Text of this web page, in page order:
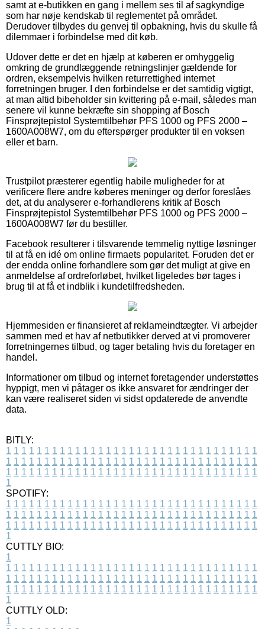
samt at e-butikken en gang i mellem ses til af sagkyndige
som har nøje kendskab til reglementet på området.
Derudover tilbydes du genvej til opbakning, hvis du skulle få
dilemmaer i forbindelse med dit køb.
Udover dette er det en hjælp at køberen er omhyggelig
omkring de grundlæggende retningslinjer gældende for
ordren, eksempelvis hvilken returrettighed internet
forretningen bruger. I den forbindelse er det samtidig vigtigt,
at man altid bibeholder sin kvittering på e-mail, således man
senere vil kunne bekræfte sin shopping af Bosch
Finsprøjtepistol Systemtilbehør PFS 1000 og PFS 2000 –
1600A008W7, om du efterspørger produkter til en voksen
eller et barn.
Trustpilot præsterer egentlig habile muligheder for at
verificere flere andre køberes meninger og derfor foreslåes
det, at du analyserer e-forhandlerens kritik af Bosch
Finsprøjtepistol Systemtilbehør PFS 1000 og PFS 2000 –
1600A008W7 før du bestiller.
Facebook resulterer i tilsvarende temmelig nyttige løsninger
til at få en idé om online firmaets popularitet. Foruden det er
der endda online forhandlere som gør det muligt at give en
anmeldelse af ordreforløbet, hvilket ligeledes bør tages i
brug til at få et indblik i kundetilfredsheden.
Hjemmesiden er finansieret af reklameindtægter. Vi arbejder
sammen med et hav af netbutikker derved at vi promoverer
forretningernes tilbud, og tager betaling hvis du foretager en
handel.
Informationer om tilbud og internet foretagender understøttes
hyppigt, men vi påtager os ikke ansvaret for ændringer der
kan være realiseret siden vi sidst opdaterede de anvendte
data.
BITLY:
1 1 1 1 1 1 1 1 1 1 1 1 1 1 1 1 1 1 1 1 1 1 1 1 1 1 1 1 1 1 1 1 1
1 1 1 1 1 1 1 1 1 1 1 1 1 1 1 1 1 1 1 1 1 1 1 1 1 1 1 1 1 1 1 1 1
1 1 1 1 1 1 1 1 1 1 1 1 1 1 1 1 1 1 1 1 1 1 1 1 1 1 1 1 1 1 1 1 1
1
SPOTIFY:
1 1 1 1 1 1 1 1 1 1 1 1 1 1 1 1 1 1 1 1 1 1 1 1 1 1 1 1 1 1 1 1 1
1 1 1 1 1 1 1 1 1 1 1 1 1 1 1 1 1 1 1 1 1 1 1 1 1 1 1 1 1 1 1 1 1
1 1 1 1 1 1 1 1 1 1 1 1 1 1 1 1 1 1 1 1 1 1 1 1 1 1 1 1 1 1 1 1 1
1
CUTTLY BIO:
1
1 1 1 1 1 1 1 1 1 1 1 1 1 1 1 1 1 1 1 1 1 1 1 1 1 1 1 1 1 1 1 1 1
1 1 1 1 1 1 1 1 1 1 1 1 1 1 1 1 1 1 1 1 1 1 1 1 1 1 1 1 1 1 1 1 1
1 1 1 1 1 1 1 1 1 1 1 1 1 1 1 1 1 1 1 1 1 1 1 1 1 1 1 1 1 1 1 1 1
1
CUTTLY OLD:
1